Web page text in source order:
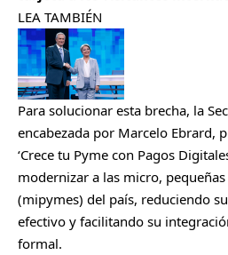
LEA TAMBIÉN
Para solucionar esta brecha, la
encabezada por Marcelo Ebrard,
‘Crece tu Pyme con Pagos
modernizar a las micro,
(mipymes) del país, reduciendo
efectivo y facilitando su
formal.